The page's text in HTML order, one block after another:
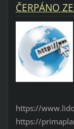
ČERPÁNO
https://
https://